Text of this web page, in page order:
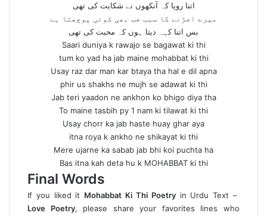
اتنا رویا کہ آنکھوں نے شکایت کی تھی
میرے اجڑنے کا سبب جب بھی کوئی پوچھتا ہے
بس اتنا کہہ دیتا ہوں کہ محبت کی تھی
Saari duniya k rawajo se bagawat ki thi
tum ko yad ha jab maine mohabbat ki thi
Usay raz dar man kar btaya tha hal e dil apna
phir us shakhs ne mujh se adawat ki thi
Jab teri yaadon ne ankhon ko bhigo diya tha
To maine tasbih py 1 nam ki tilawat ki thi
Usay chorr ka jab haste huay ghar aya
itna roya k ankho ne shikayat ki thi
Mere ujarne ka sabab jab bhi koi puchta ha
Bas itna kah deta hu k MOHABBAT ki thi
Final Words
If you liked it Mohabbat Ki Thi Poetryin Urdu Text –
Love Poetry, please share your favorites lines who